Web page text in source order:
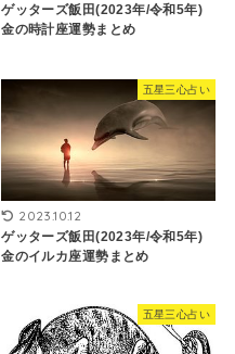
ゲッターズ飯田(2023年/令和5年)
金の時計座運勢まとめ
五星三心占い
2023.10.12
ゲッターズ飯田(2023年/令和5年)
金のイルカ座運勢まとめ
五星三心占い